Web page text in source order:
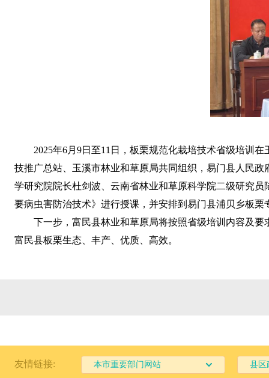
2025年6月9日至11日，板栗规范化栽培技术省级培训
技推广总站、玉溪市林业和草原局共同组织，易门县人民
学研究院院长杜剑波、云南省林业和草原科学院二级研究
要病虫害防治技术》进行授课，并安排到易门县浦贝乡板
下一步，富民县林业和草原局将按照省级培训内容及
富民县板栗生态、丰产、优质、高效。
友情链接: 本市重要部门网站 县区